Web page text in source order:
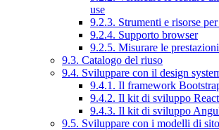
use
9.2.3. Strumenti e risorse
9.2.4. Supporto browser
9.2.5. Misurare le prestazioni
9.3. Catalogo del riuso
9.4. Sviluppare con il design
9.4.1. Il framework
9.4.2. Il kit di sviluppo React
9.4.3. Il kit di sviluppo
9.5. Sviluppare con i modelli di